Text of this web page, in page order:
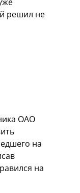
решил не
ОАО
на
на